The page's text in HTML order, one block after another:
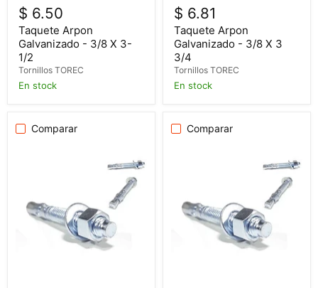
$ 6.50
Taquete Arpon
Galvanizado - 3/8 X 3-
1/2
Tornillos TOREC
En stock
$ 6.81
Taquete Arpon
Galvanizado - 3/8 X 3
3/4
Tornillos TOREC
En stock
Comparar Comparar